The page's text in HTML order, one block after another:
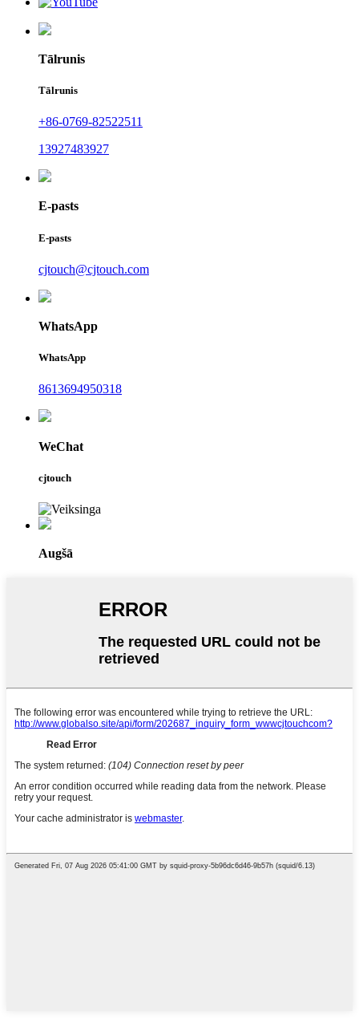
Tālrunis
Tālrunis
+86-0769-82522511
13927483927
E-pasts
E-pasts
cjtouch@cjtouch.com
WhatsApp
WhatsApp
8613694950318
WeChat
cjtouch
Augšā